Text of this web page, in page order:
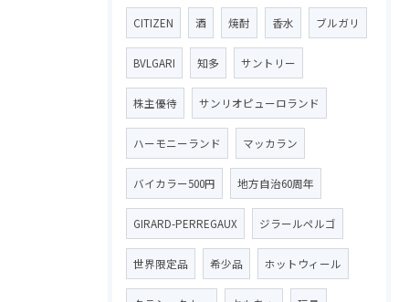
CITIZEN 酒 焼酎 香水 ブルガリ
BVLGARI 知多 サントリー
株主優待 サンリオピューロランド
ハーモニーランド マッカラン
バイカラー500円 地方自治60周年
GIRARD-PERREGAUX ジラールペルゴ
世界限定品 希少品 ホットウィール